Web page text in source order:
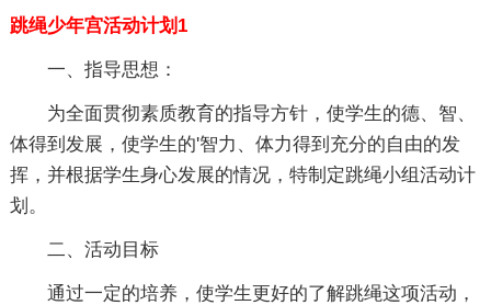
跳绳少年宫活动计划1
一、指导思想：
为全面贯彻素质教育的指导方针，使学生的德、智、
体得到发展，使学生的'智力、体力得到充分的自由的发
挥，并根据学生身心发展的情况，特制定跳绳小组活动计
划。
二、活动目标
通过一定的培养，使学生更好的了解跳绳这项活动，